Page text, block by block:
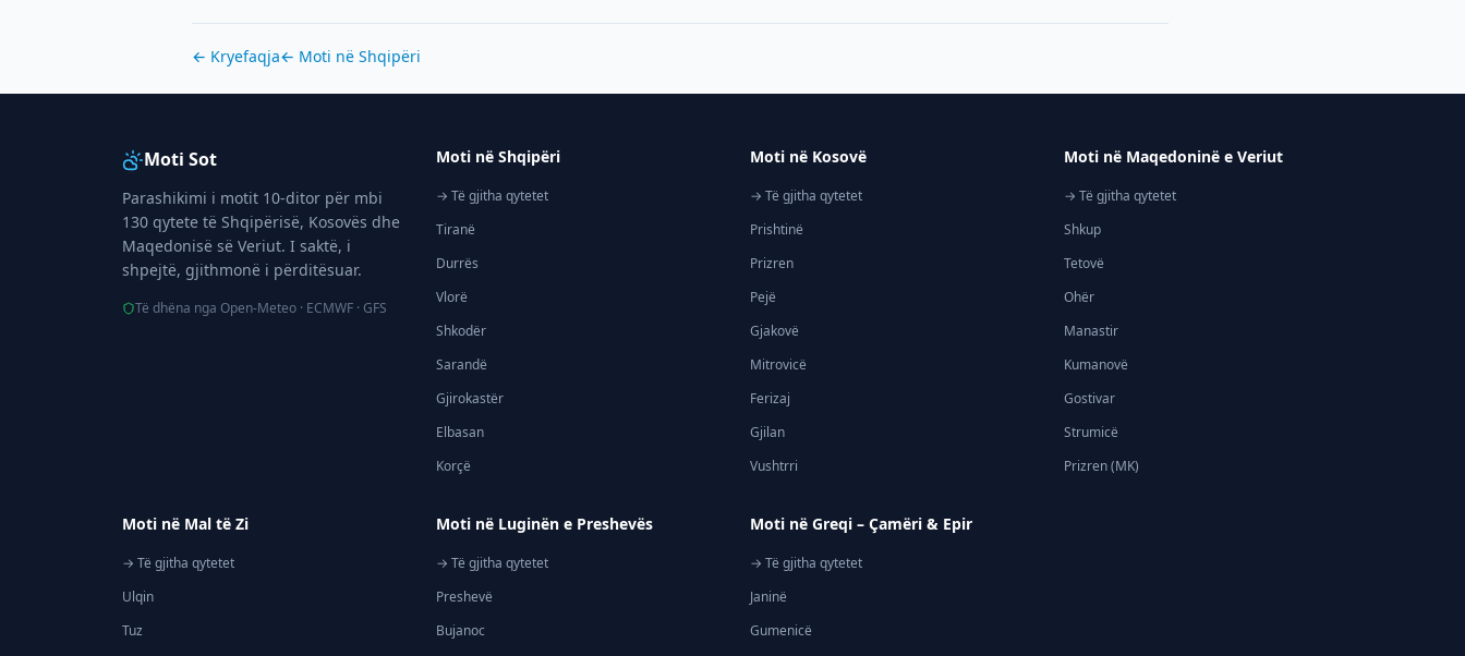
← Kryefaqja← Moti në Shqipëri
Moti Sot
Parashikimi i motit 10-ditor për mbi
130 qytete të Shqipërisë, Kosovës dhe
Maqedonisë së Veriut. I saktë, i
shpejtë, gjithmonë i përditësuar.
Të dhëna nga Open-Meteo · ECMWF · GFS
Moti në Shqipëri
→ Të gjitha qytetet
Tiranë
Durrës
Vlorë
Shkodër
Sarandë
Gjirokastër
Elbasan
Korçë
Moti në Kosovë
→ Të gjitha qytetet
Prishtinë
Prizren
Pejë
Gjakovë
Mitrovicë
Ferizaj
Gjilan
Vushtrri
Moti në Maqedoninë e Veriut
→ Të gjitha qytetet
Shkup
Tetovë
Ohër
Manastir
Kumanovë
Gostivar
Strumicë
Prizren (MK)
Moti në Mal të Zi
→ Të gjitha qytetet
Ulqin
Tuz
Moti në Luginën e Preshevës
→ Të gjitha qytetet
Preshevë
Bujanoc
Moti në Greqi – Çamëri & Epir
→ Të gjitha qytetet
Janinë
Gumenicë